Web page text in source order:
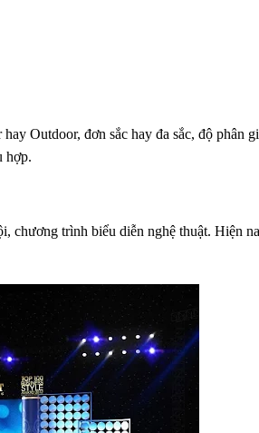
Outdoor, đơn sắc hay đa sắc, độ phân
hợp.
chương trình biểu diễn nghệ thuật. Hiện